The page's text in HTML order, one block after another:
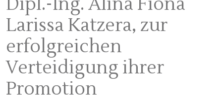
Larissa Katzera, zur
erfolgreichen
Verteidigung ihrer
Promotion